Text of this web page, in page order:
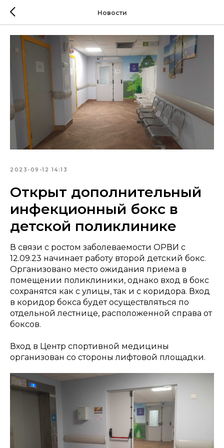
Новости
2023-09-12 14:13
Открыт дополнительный
инфекционный бокс в
детской поликлинике
В связи с ростом заболеваемости ОРВИ с
12.09.23 начинает работу второй детский бокс.
Организовано место ожидания приема в
помещении поликлиники, однако вход в бокс
сохранятся как с улицы, так и с коридора. Вход
в коридор бокса будет осуществляться по
отдельной лестнице, расположенной справа от
боксов.
Вход в Центр спортивной медицины
организован со стороны лифтовой площадки.